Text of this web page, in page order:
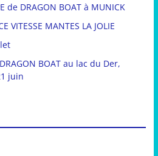
de DRAGON BOAT à MUNICK
VITESSE MANTES LA JOLIE
DRAGON BOAT au lac du Der,
juin